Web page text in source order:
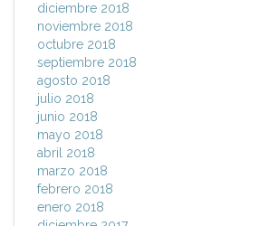
diciembre 2018
noviembre 2018
octubre 2018
septiembre 2018
agosto 2018
julio 2018
junio 2018
mayo 2018
abril 2018
marzo 2018
febrero 2018
enero 2018